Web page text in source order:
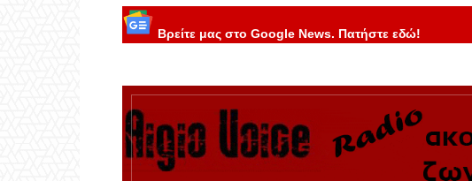
Βρείτε μας στο Google News. Πατήστε εδώ!